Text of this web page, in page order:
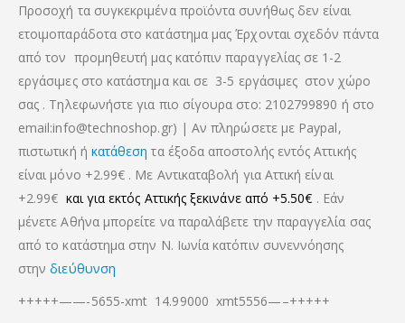
Προσοχή τα συγκεκριμένα προϊόντα συνήθως δεν είναι
ετοιμοπαράδοτα στο κατάστημα μας Έρχονται σχεδόν πάντα
από τον προμηθευτή μας κατόπιν παραγγελίας σε 1-2
εργάσιμες στο κατάστημα και σε 3-5 εργάσιμες στον χώρο
σας . Τηλεφωνήστε για πιο σίγουρα στο: 2102799890 ή στο
email:info@technoshop.gr) | Αν πληρώσετε με Paypal,
πιστωτική ή κατάθεση τα έξοδα αποστολής εντός Αττικής
είναι μόνο +2.99€ . Με Αντικαταβολή για Αττική είναι
+2.99€ και για εκτός Αττικής ξεκινάνε από +5.50€ . Εάν
μένετε Αθήνα μπορείτε να παραλάβετε την παραγγελία σας
από το κατάστημα στην Ν. Ιωνία κατόπιν συνεννόησης
στηνδιεύθυνση
+++++——-5655-xmt 14.99000 xmt5556—–+++++